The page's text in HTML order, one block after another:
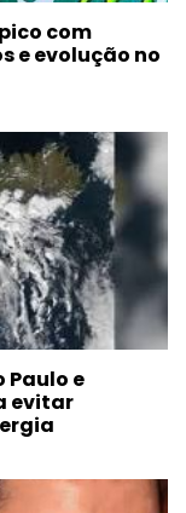
com
e evolução no
Paulo e
evitar